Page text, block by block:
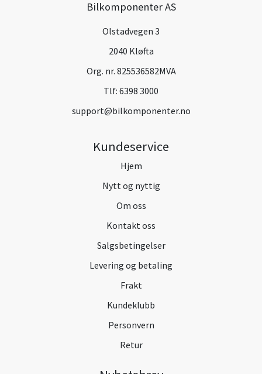
Bilkomponenter AS
Olstadvegen 3
2040 Kløfta
Org. nr. 825536582MVA
Tlf: 6398 3000
support@bilkomponenter.no
Kundeservice
Hjem
Nytt og nyttig
Om oss
Kontakt oss
Salgsbetingelser
Levering og betaling
Frakt
Kundeklubb
Personvern
Retur